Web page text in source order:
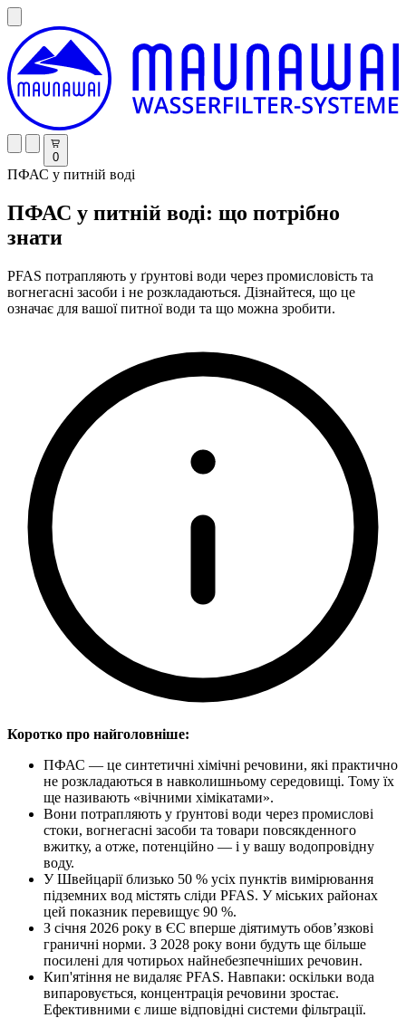
0
ПФАС у питній воді
ПФАС у питній воді: що потрібно
знати
PFAS потрапляють у ґрунтові води через промисловість та
вогнегасні засоби і не розкладаються. Дізнайтеся, що це
означає для вашої питної води та що можна зробити.
Коротко про найголовніше:
ПФАС — це синтетичні хімічні речовини, які практично
не розкладаються в навколишньому середовищі. Тому їх
ще називають «вічними хімікатами».
Вони потрапляють у ґрунтові води через промислові
стоки, вогнегасні засоби та товари повсякденного
вжитку, а отже, потенційно — і у вашу водопровідну
воду.
У Швейцарії близько 50 % усіх пунктів вимірювання
підземних вод містять сліди PFAS. У міських районах
цей показник перевищує 90 %.
З січня 2026 року в ЄС вперше діятимуть обов’язкові
граничні норми. З 2028 року вони будуть ще більше
посилені для чотирьох найнебезпечніших речовин.
Кип'ятіння не видаляє PFAS. Навпаки: оскільки вода
випаровується, концентрація речовини зростає.
Ефективними є лише відповідні системи фільтрації.